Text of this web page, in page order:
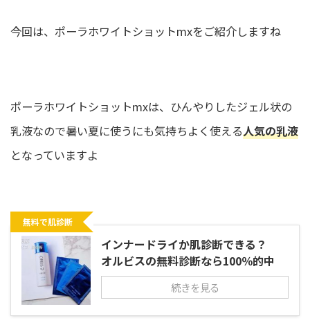
今回は、ポーラホワイトショットmxをご紹介しますね
ポーラホワイトショットmxは、ひんやりしたジェル状の
乳液なので暑い夏に使うにも気持ちよく使える人気の乳液
となっていますよ
無料で肌診断
インナードライか肌診断できる？
オルビスの無料診断なら100％的中
続きを見る